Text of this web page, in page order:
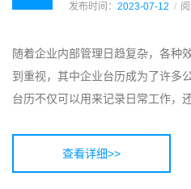
发布时间： 2023-07-12
随着企业内部管理日趋复杂，各种
到重视，其中企业台历成为了许多
台历不仅可以用来记录日常工作，
查看详细>>